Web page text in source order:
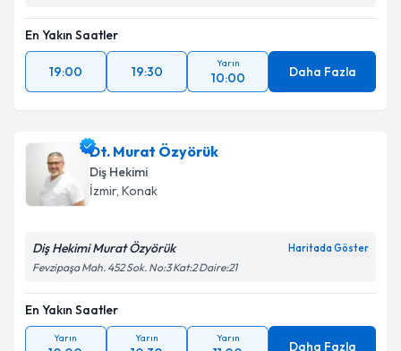
En Yakın Saatler
19:00 19:30
Yarın
10:00 Daha Fazla
Dt. Murat Özyörük
Diş Hekimi
İzmir, Konak
Diş Hekimi Murat Özyörük Haritada Göster
Fevzipaşa Mah. 452 Sok. No:3 Kat:2 Daire:21
En Yakın Saatler
Yarın Yarın Yarın
Daha Fazla